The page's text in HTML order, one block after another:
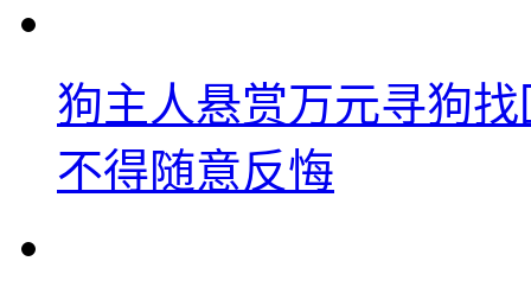
狗主人悬赏万元寻狗
不得随意反悔